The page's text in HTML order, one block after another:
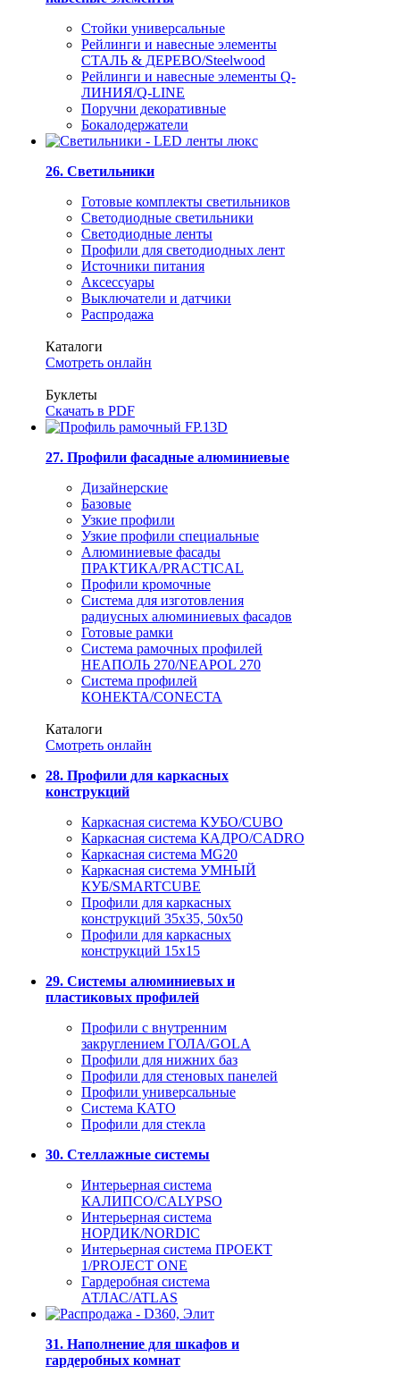
Стойки универсальные
Рейлинги и навесные элементы
СТАЛЬ & ДЕРЕВО/Steelwood
Рейлинги и навесные элементы Q-
ЛИНИЯ/Q-LINE
Поручни декоративные
Бокалодержатели
26. Светильники
Готовые комплекты светильников
Светодиодные светильники
Светодиодные ленты
Профили для светодиодных лент
Источники питания
Аксессуары
Выключатели и датчики
Распродажа
Каталоги
Смотреть онлайн
Буклеты
Скачать в PDF
27. Профили фасадные алюминиевые
Дизайнерские
Базовые
Узкие профили
Узкие профили специальные
Алюминиевые фасады
ПРАКТИКА/PRACTICAL
Профили кромочные
Система для изготовления
радиусных алюминиевых фасадов
Готовые рамки
Система рамочных профилей
НЕАПОЛЬ 270/NEAPOL 270
Система профилей
КОНЕКТА/CONECTA
Каталоги
Смотреть онлайн
28. Профили для каркасных
конструкций
Каркасная система КУБО/CUBO
Каркасная система КАДРО/CADRO
Каркасная система MG20
Каркасная система УМНЫЙ
КУБ/SMARTCUBE
Профили для каркасных
конструкций 35x35, 50x50
Профили для каркасных
конструкций 15х15
29. Системы алюминиевых и
пластиковых профилей
Профили с внутренним
закруглением ГОЛА/GOLA
Профили для нижних баз
Профили для стеновых панелей
Профили универсальные
Система КАТО
Профили для стекла
30. Стеллажные системы
Интерьерная система
КАЛИПСО/CALYPSO
Интерьерная система
НОРДИК/NORDIC
Интерьерная система ПРОЕКТ
1/PROJECT ONE
Гардеробная система
АТЛАС/ATLAS
31. Наполнение для шкафов и
гардеробных комнат